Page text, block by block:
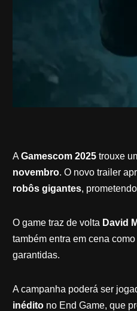
A Gamescom 2025trouxe
novembro. O novo trailer
robôs gigantes,
O game traz de volta David
também entra em cena
garantidas.
A campanha poderá ser
inéditono End Game, que